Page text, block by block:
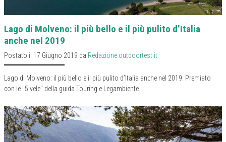
Lago di Molveno: il più bello e il più pulito d’Italia
anche nel 2019
Postato il 17 Giugno 2019 da Redazione outdoortest.it
Lago di Molveno: il più bello e il più pulito d’Italia anche nel 2019. Premiato
con le "5 vele" della guida Touring e Legambiente